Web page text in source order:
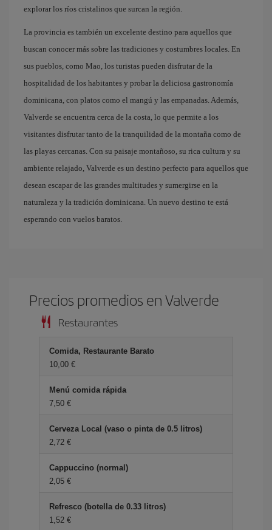
explorar los ríos cristalinos que surcan la región.
La provincia es también un excelente destino para aquellos que
buscan conocer más sobre las tradiciones y costumbres locales. En
sus pueblos, como Mao, los turistas pueden disfrutar de la
hospitalidad de los habitantes y probar la deliciosa gastronomía
dominicana, con platos como el mangú y las empanadas. Además,
Valverde se encuentra cerca de la costa, lo que permite a los
visitantes disfrutar tanto de la tranquilidad de la montaña como de
las playas cercanas. Con su paisaje montañoso, su rica cultura y su
ambiente relajado, Valverde es un destino perfecto para aquellos que
desean escapar de las grandes multitudes y sumergirse en la
naturaleza y la tradición dominicana. Un nuevo destino te está
esperando con vuelos baratos.
Precios promedios en Valverde
Restaurantes
Comida, Restaurante Barato
10,00 €
Menú comida rápida
7,50 €
Cerveza Local (vaso o pinta de 0.5 litros)
2,72 €
Cappuccino (normal)
2,05 €
Refresco (botella de 0.33 litros)
1,52 €